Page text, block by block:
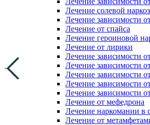
Лечение солевой
Лечение зависимости
Лечение от спайса
Лечение героиновой
Лечение от лирики
Лечение зависимости
Лечение зависимости
Лечение зависимости
Лечение зависимости
Лечение зависимости
Лечение от мефедрона
Лечение наркомании в
Лечение от